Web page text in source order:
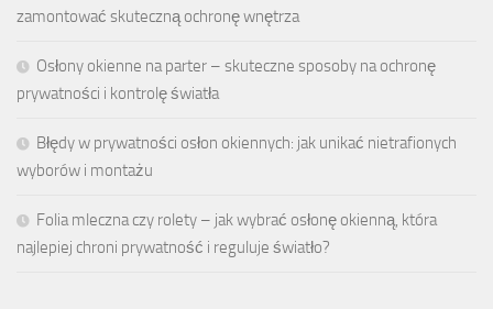
zamontować skuteczną ochronę wnętrza
Osłony okienne na parter – skuteczne sposoby na ochronę
prywatności i kontrolę światła
Błędy w prywatności osłon okiennych: jak unikać nietrafionych
wyborów i montażu
Folia mleczna czy rolety – jak wybrać osłonę okienną, która
najlepiej chroni prywatność i reguluje światło?